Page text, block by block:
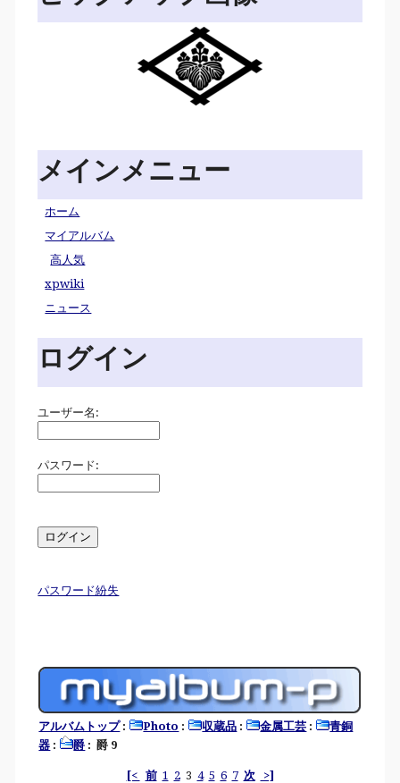
メインメニュー
ホーム
マイアルバム
高人気
xpwiki
ニュース
ログイン
ユーザー名:
パスワード:
パスワード紛失
アルバムトップ: Photo : 収蔵品 : 金属工芸 :
青銅
器 : 爵 : 爵 9
[< 前 1 23 4 5 6 7 次 >]